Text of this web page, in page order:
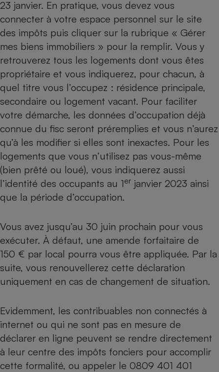
23 janvier. En pratique, vous devez vous
connecter à votre espace personnel sur le site
des impôts puis cliquer sur la rubrique « Gérer
mes biens immobiliers » pour la remplir. Vous y
retrouverez tous les logements dont vous êtes
propriétaire et vous indiquerez, pour chacun, à
quel titre vous l’occupez : résidence principale,
secondaire ou logement vacant. Pour faciliter
votre démarche, les données d’occupation déjà
connue du fisc seront préremplies et vous n’aurez
qu’à les modifier si elles sont inexactes. Pour les
logements que vous n’utilisez pas vous-même
(bien prêté ou loué), vous indiquerez aussi
l’identité des occupants au 1er janvier 2023 ainsi
que la période d’occupation.
Vous avez jusqu’au 30 juin prochain pour vous
exécuter. À défaut, une amende forfaitaire de
150 € par local pourra vous être appliquée. Par la
suite, vous renouvellerez cette déclaration
uniquement en cas de changement de situation.
Evidemment, les contribuables non connectés à
internet ou qui ne sont pas en mesure de
déclarer en ligne peuvent se rendre directement
à leur centre des impôts fonciers pour accomplir
cette formalité, ou appeler le 0809 401 401
Cafetière à expressos